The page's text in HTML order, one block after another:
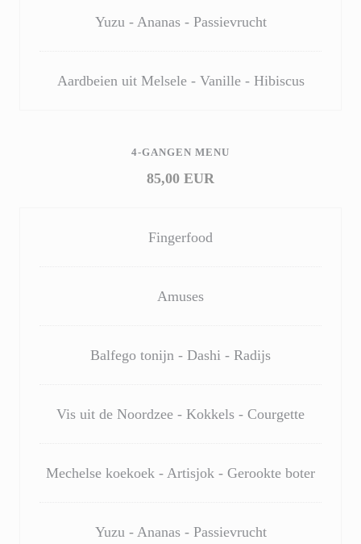
Yuzu - Ananas - Passievrucht
Aardbeien uit Melsele - Vanille - Hibiscus
4-GANGEN MENU
85,00 EUR
Fingerfood
Amuses
Balfego tonijn - Dashi - Radijs
Vis uit de Noordzee - Kokkels - Courgette
Mechelse koekoek - Artisjok - Gerookte boter
Yuzu - Ananas - Passievrucht